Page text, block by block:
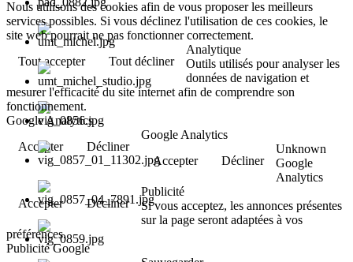
Nous utilisons des cookies afin de vous proposer les meilleurs
services possibles. Si vous déclinez l'utilisation de ces cookies, le
site web pourrait ne pas fonctionner correctement.
Tout accepter
Tout décliner
Analytique
Outils utilisés pour analyser les
données de navigation et
mesurer l'efficacité du site internet afin de comprendre son
fonctionnement.
Google Analytics
Accepter
Décliner
Google Analytics
Accepter
Décliner
Unknown
Google
Analytics
Accepter
Décliner
Publicité
Si vous acceptez, les annonces présentes
sur la page seront adaptées à vos
préférences.
Publicité Google